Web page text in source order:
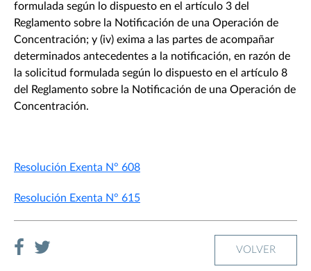
formulada según lo dispuesto en el artículo 3 del
Reglamento sobre la Notificación de una Operación de
Concentración; y (iv) exima a las partes de acompañar
determinados antecedentes a la notificación, en razón de
la solicitud formulada según lo dispuesto en el artículo 8
del Reglamento sobre la Notificación de una Operación de
Concentración.
Resolución Exenta N° 608
Resolución Exenta N° 615
VOLVER